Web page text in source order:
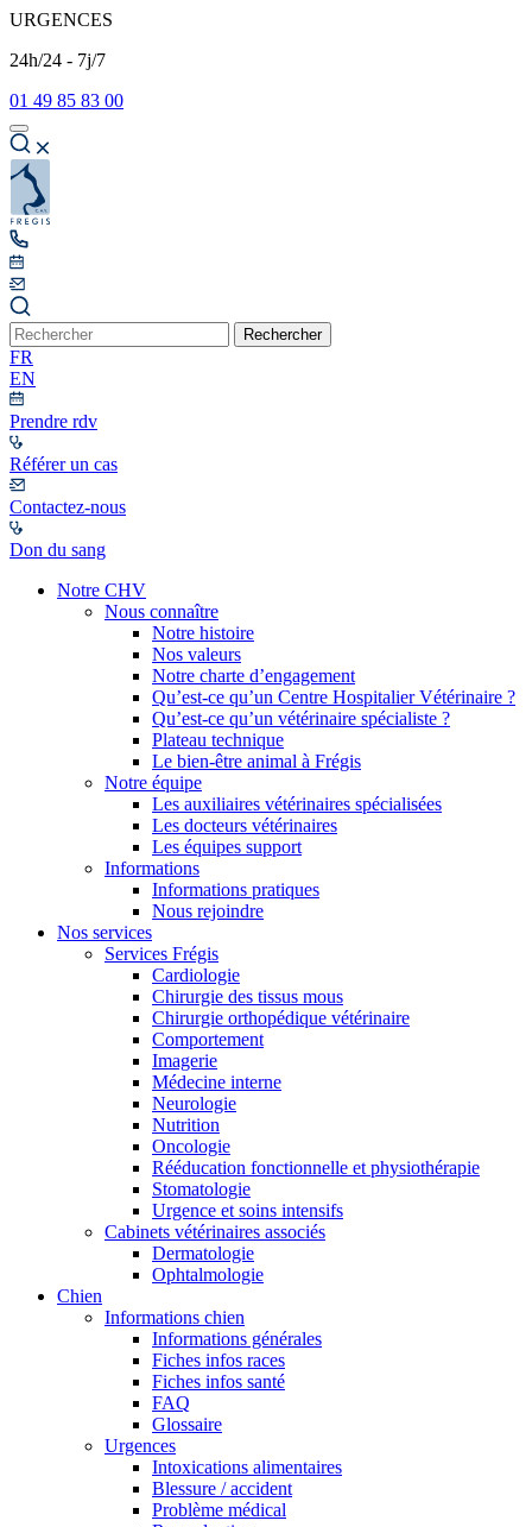
URGENCES
24h/24 - 7j/7
01 49 85 83 00
Rechercher
FR
EN
Prendre rdv
Référer un cas
Contactez-nous
Don du sang
Notre CHV
Nous connaître
Notre histoire
Nos valeurs
Notre charte d’engagement
Qu’est-ce qu’un Centre Hospitalier Vétérinaire ?
Qu’est-ce qu’un vétérinaire spécialiste ?
Plateau technique
Le bien-être animal à Frégis
Notre équipe
Les auxiliaires vétérinaires spécialisées
Les docteurs vétérinaires
Les équipes support
Informations
Informations pratiques
Nous rejoindre
Nos services
Services Frégis
Cardiologie
Chirurgie des tissus mous
Chirurgie orthopédique vétérinaire
Comportement
Imagerie
Médecine interne
Neurologie
Nutrition
Oncologie
Rééducation fonctionnelle et physiothérapie
Stomatologie
Urgence et soins intensifs
Cabinets vétérinaires associés
Dermatologie
Ophtalmologie
Chien
Informations chien
Informations générales
Fiches infos races
Fiches infos santé
FAQ
Glossaire
Urgences
Intoxications alimentaires
Blessure / accident
Problème médical